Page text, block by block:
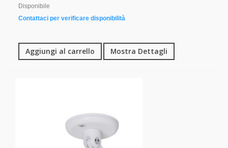
Disponibile
Contattaci per verificare disponibilità
Aggiungi al carrello Mostra Dettagli